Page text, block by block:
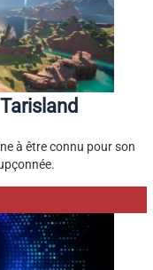
à être connu pour son